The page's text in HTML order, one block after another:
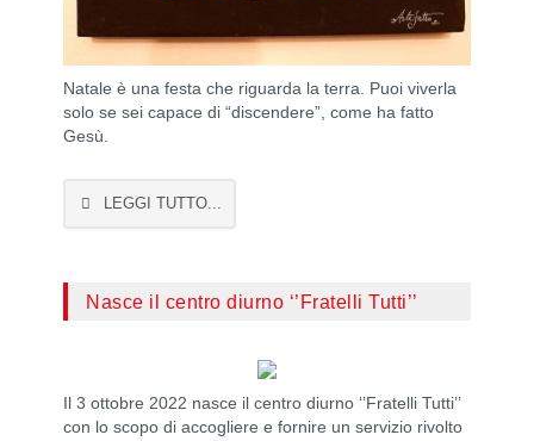
Natale è una festa che riguarda la terra. Puoi viverla
solo se sei capace di “discendere”, come ha fatto
Gesù.
LEGGI TUTTO...
Nasce il centro diurno ‘’Fratelli Tutti’’
Il 3 ottobre 2022 nasce il centro diurno ‘’Fratelli Tutti’’
con lo scopo di accogliere e fornire un servizio rivolto